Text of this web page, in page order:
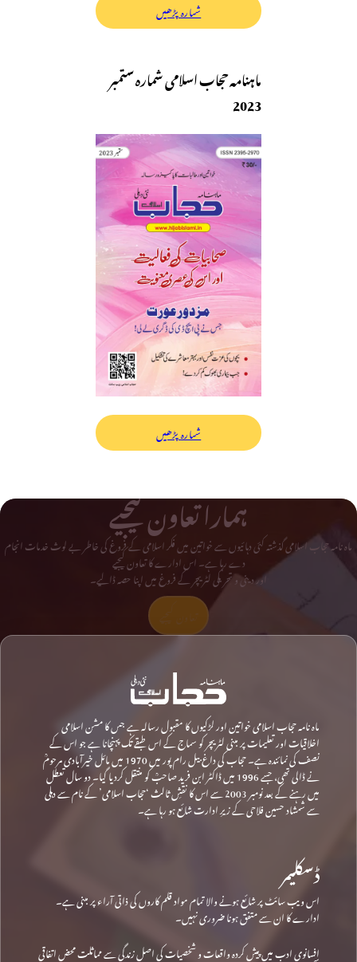
شمارہ پڑھیں
ماہنامہ حجاب اسلامی شمارہ ستمبر
2023
شمارہ پڑھیں
ہمارا تعاون کیجیے
ماہ نامہ حجاب اسلامی گذشتہ کئی دہائیوں سے خواتین میں فکر اسلامی کے فروغ کی خاطر بے لوث خدمات انجام
دے رہا ہے۔ اس ادارے کا تعاون کیجیے
اور دینی و تحریکی لٹریچر کے فروغ میں اپنا حصہ ڈالیے۔
ماہ نامہ حجاب اسلامی خواتین اور لڑکیوں کا مقبول رسالہ ہے جس کا مشن اسلامی
اخلاقیات اور تعلیمات پر مبنی لٹریچر کو سماج کے اس طبقے تک پہنچانا ہے جو اس کے
نصف کی نمائندہ ہے۔ حجاب کی داغ بیل رام پور میں 1970 میں مائل خیرآبادی مرحومؒ
نے ڈالی تھی، جسے 1996 میں ڈاکٹر ابن فرید صاحبؒ کو منتقل کردیا گیا۔ دو سال تعطل
میں رہنے کے بعد نومبر 2003 سے اس کا نقشِ ثالث ‘حجاب اسلامی’ کے نام سے دہلی
سے شمشاد حسین فلاحی کے زیرِ ادارت شائع ہو رہا ہے۔
ڈسکلیمر
اس ویب سائٹ پر شائع ہونے والا تمام مواد قلم کاروں کی ذاتی آراء پر مبنی ہے۔
ادارے کا ان سے متفق ہونا ضروری نہیں۔
افسانوی ادب میں پیش کردہ واقعات و شخصیات کی اصل زندگی سے مماثلت محض اتفاقی